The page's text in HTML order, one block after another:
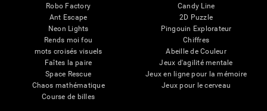
Robo Factory
Ant Escape
Neon Lights
Rends moi fou
mots croisés visuels
Faîtes la paire
Space Rescue
Chaos mathématique
Course de billes
Candy Line
2D Puzzle
Pingouin Explorateur
Chiffres
Abeille de Couleur
Jeux d'agilité mentale
Jeux en ligne pour la mémoire
Jeux pour le cerveau